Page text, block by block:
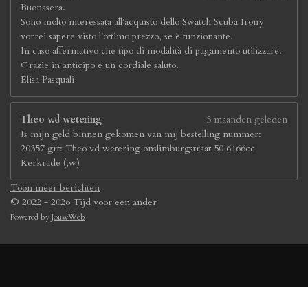
Buonasera.
Sono molto interessata all'acquisto dello Swatch Scuba Irony
vorrei sapere visto l'ottimo prezzo, se è funzionante.
In caso affermativo che tipo di modalità di pagamento utilizzare.
Grazie in anticipo e un cordiale saluto.
Elisa Pasquali
Theo v.d wetering
5 maanden geleden
Is mijn geld binnen gekomen van mij bestelling nummer:
20357 grt: Theo vd wetering onslimburgstraat 50 6466cc
Kerkrade (,w)
Toon meer berichten
© 2022 - 2026 Tijd voor een ander
Powered byJouwWeb